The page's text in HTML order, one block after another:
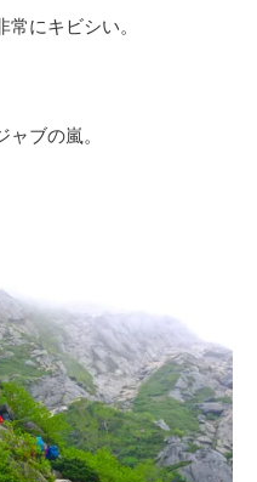
にキビシい。
ブの嵐。